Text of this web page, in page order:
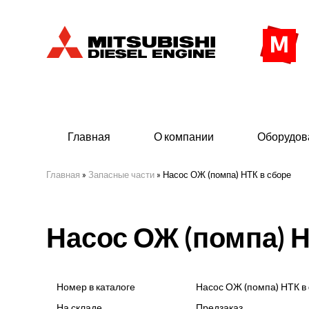
Главная О компании
- Индустриального исполнения
-
-
(380
Главная » Запасные части » Насос ОЖ (помпа) НТК в сборе
Насос ОЖ (помпа)
Номер в каталоге
Насос ОЖ (помпа) НТК в